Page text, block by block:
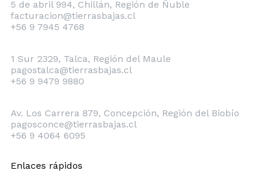
5 de abril 994, Chillán, Región de Ñuble
facturacion@tierrasbajas.cl
+56 9 7945 4768
1 Sur 2329, Talca, Región del Maule
pagostalca@tierrasbajas.cl
+56 9 9479 9880
Av. Los Carrera 879, Concepción, Región del Biobío
pagosconce@tierrasbajas.cl
+56 9 4064 6095
Enlaces rápidos